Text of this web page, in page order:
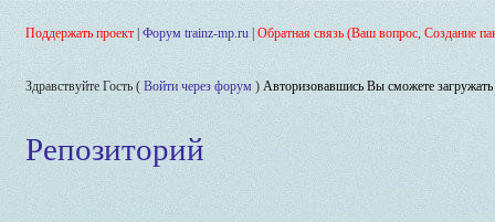
Поддержать проект Форум trainz-mp.ru Обратная связь (Ваш вопрос, Создание
Здравствуйте Гость ( Войти через форум ) Авторизовавшись Вы сможете
Репозиторий